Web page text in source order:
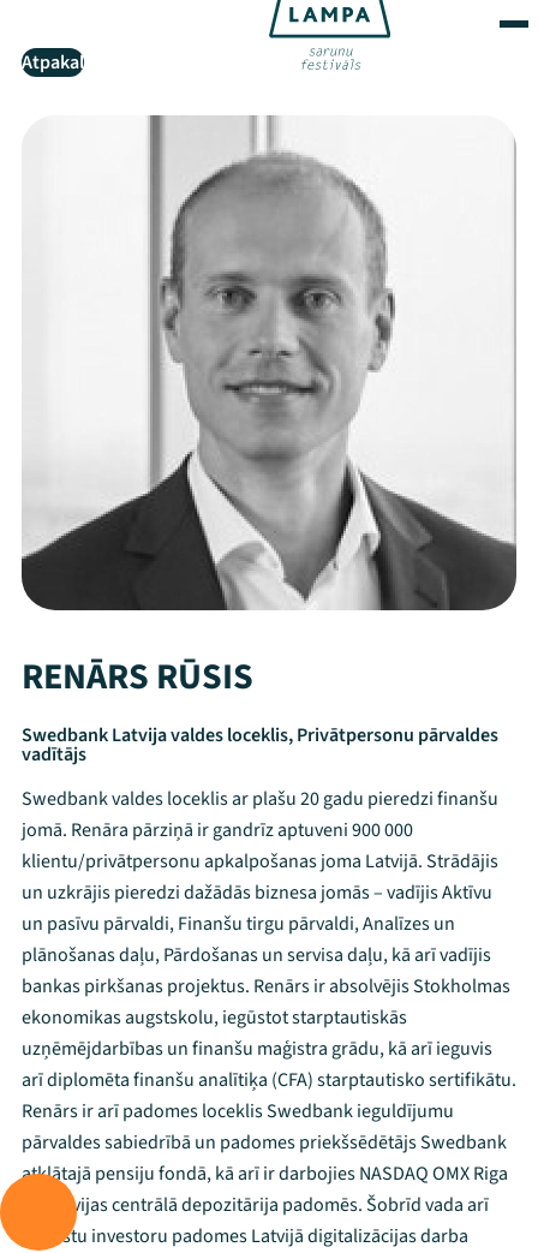
Mana programma
Festivāls
Atpakaļ
RENĀRS RŪSIS
Swedbank Latvija valdes loceklis, Privātpersonu pārvaldes
vadītājs
Swedbank valdes loceklis ar plašu 20 gadu pieredzi finanšu
jomā. Renāra pārziņā ir gandrīz aptuveni 900 000
klientu/privātpersonu apkalpošanas joma Latvijā. Strādājis
un uzkrājis pieredzi dažādās biznesa jomās – vadījis Aktīvu
un pasīvu pārvaldi, Finanšu tirgu pārvaldi, Analīzes un
plānošanas daļu, Pārdošanas un servisa daļu, kā arī vadījis
bankas pirkšanas projektus. Renārs ir absolvējis Stokholmas
ekonomikas augstskolu, iegūstot starptautiskās
uzņēmējdarbības un finanšu maģistra grādu, kā arī ieguvis
arī diplomēta finanšu analītiķa (CFA) starptautisko sertifikātu.
Renārs ir arī padomes loceklis Swedbank ieguldījumu
pārvaldes sabiedrībā un padomes priekšsēdētājs Swedbank
atklātajā pensiju fondā, kā arī ir darbojies NASDAQ OMX Riga
un Latvijas centrālā depozitārija padomēs. Šobrīd vada arī
Ārvalstu investoru padomes Latvijā digitalizācijas darba